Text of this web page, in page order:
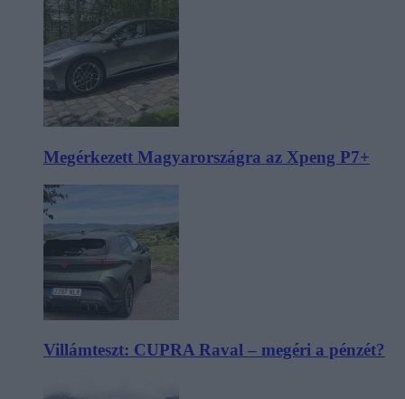
Megérkezett Magyarországra az Xpeng P7+
Villámteszt: CUPRA Raval – megéri a pénzét?